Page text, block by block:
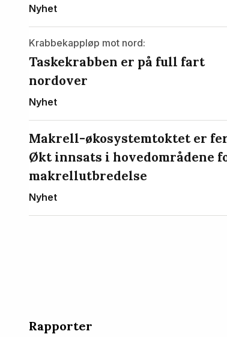
Nyhet
Krabbekappløp mot nord:
Taskekrabben er på full fart
nordover
Nyhet
Makrell-økosystemtoktet er
Økt innsats i hovedområdene
makrellutbredelse
Nyhet
Rapporter